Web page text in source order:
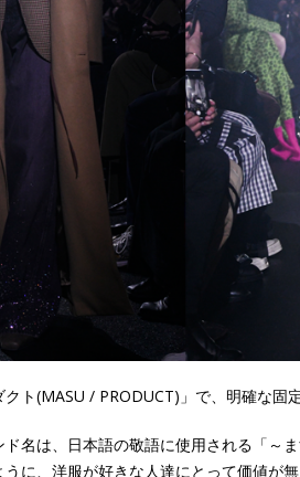
ト(MASU / PRODUCT)」で、明確な固
名は、日本語の敬語に使用される「～
うに、洋服が好きな人達にとって価値が